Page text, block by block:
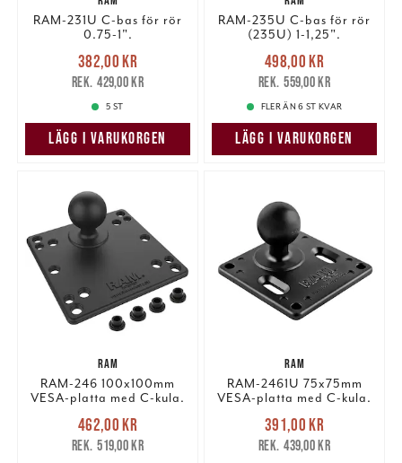
information som du har tillhandahållit eller som de har
samlat in när du har använt deras tjänster.
RAM-231U C-bas för rör
0.75-1".
Nuvarande pris
382,00 krTidigare pris
429,00 kr
382,00 kr
429,00 kr
5 ST
LÄGG I VARUKORGEN
RAM-235U C-bas för rör
(235U) 1-1,25".
Nuvarande pris
498,00 krTidigare pris
559,00 kr
498,00 kr
559,00 kr
FLER ÄN 6 ST KVAR
LÄGG I VARUKORGEN
RAM
RAM-246 100x100mm
VESA-platta med C-kula.
Nuvarande pris
462,00 krTidigare pris
519,00 kr
462,00 kr
519,00 kr
RAM
RAM-2461U 75x75mm
VESA-platta med C-kula.
Nuvarande pris
391,00 krTidigare pris
439,00 kr
391,00 kr
439,00 kr